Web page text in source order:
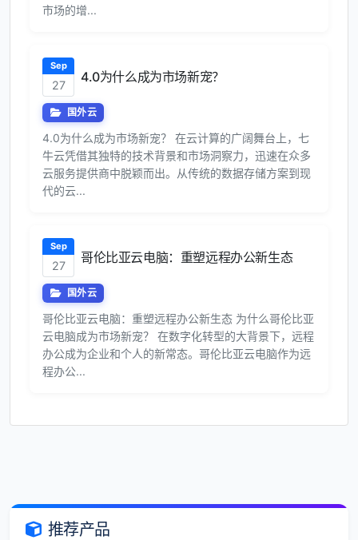
市场的增...
Sep
27
4.0为什么成为市场新宠？
国外云
4.0为什么成为市场新宠？ 在云计算的广阔舞台上，七
牛云凭借其独特的技术背景和市场洞察力，迅速在众多
云服务提供商中脱颖而出。从传统的数据存储方案到现
代的云...
Sep
27
哥伦比亚云电脑：重塑远程办公新生态
国外云
哥伦比亚云电脑：重塑远程办公新生态 为什么哥伦比亚
云电脑成为市场新宠？ 在数字化转型的大背景下，远程
办公成为企业和个人的新常态。哥伦比亚云电脑作为远
程办公...
推荐产品